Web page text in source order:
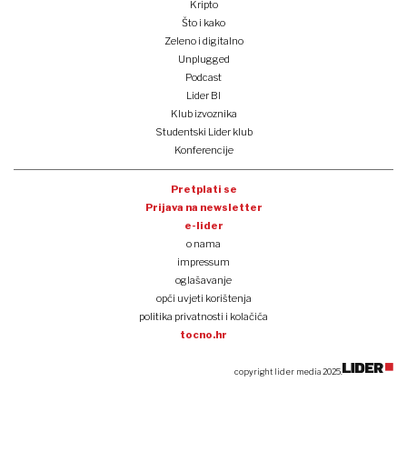
Kripto
Što i kako
Zeleno i digitalno
Unplugged
Podcast
Lider BI
Klub izvoznika
Studentski Lider klub
Konferencije
Pretplati se
Prijava na newsletter
e-lider
o nama
impressum
oglašavanje
opći uvjeti korištenja
politika privatnosti i kolačića
tocno.hr
copyright lider media 2025.